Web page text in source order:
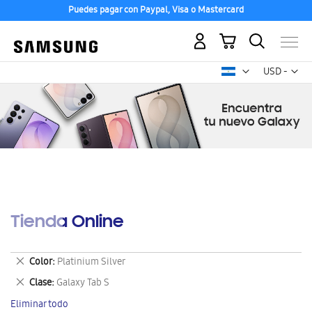
Puedes pagar con Paypal, Visa o Mastercard
USD -
dólar
Mi carrito
Tienda Online
Color Platinium Silver
Eliminar
este
artículo
Clase Galaxy Tab S
Eliminar
este
Eliminar todo